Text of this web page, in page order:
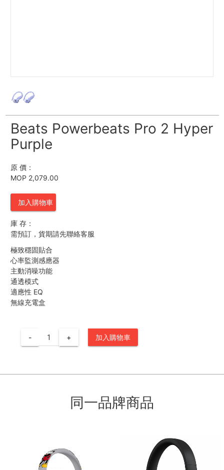
Beats Powerbeats Pro 2 Hyper
Purple
原 價：
MOP 2,079.00
加入購物車
庫 存：
需預訂，貨期請先聯絡客服
極致穩固貼合
心率監測感應器
主動消噪功能
通透模式
適應性 EQ
無線充電盒
- + 加入購物車
同一品牌商品